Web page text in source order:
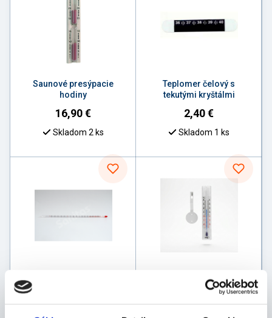
Saunové presýpacie
hodiny
16,90€
Skladom 2 ks
Teplomer čelový s
tekutými kryštálmi
2,40€
Skladom 1 ks
21,30€
okenný biely
4,80€